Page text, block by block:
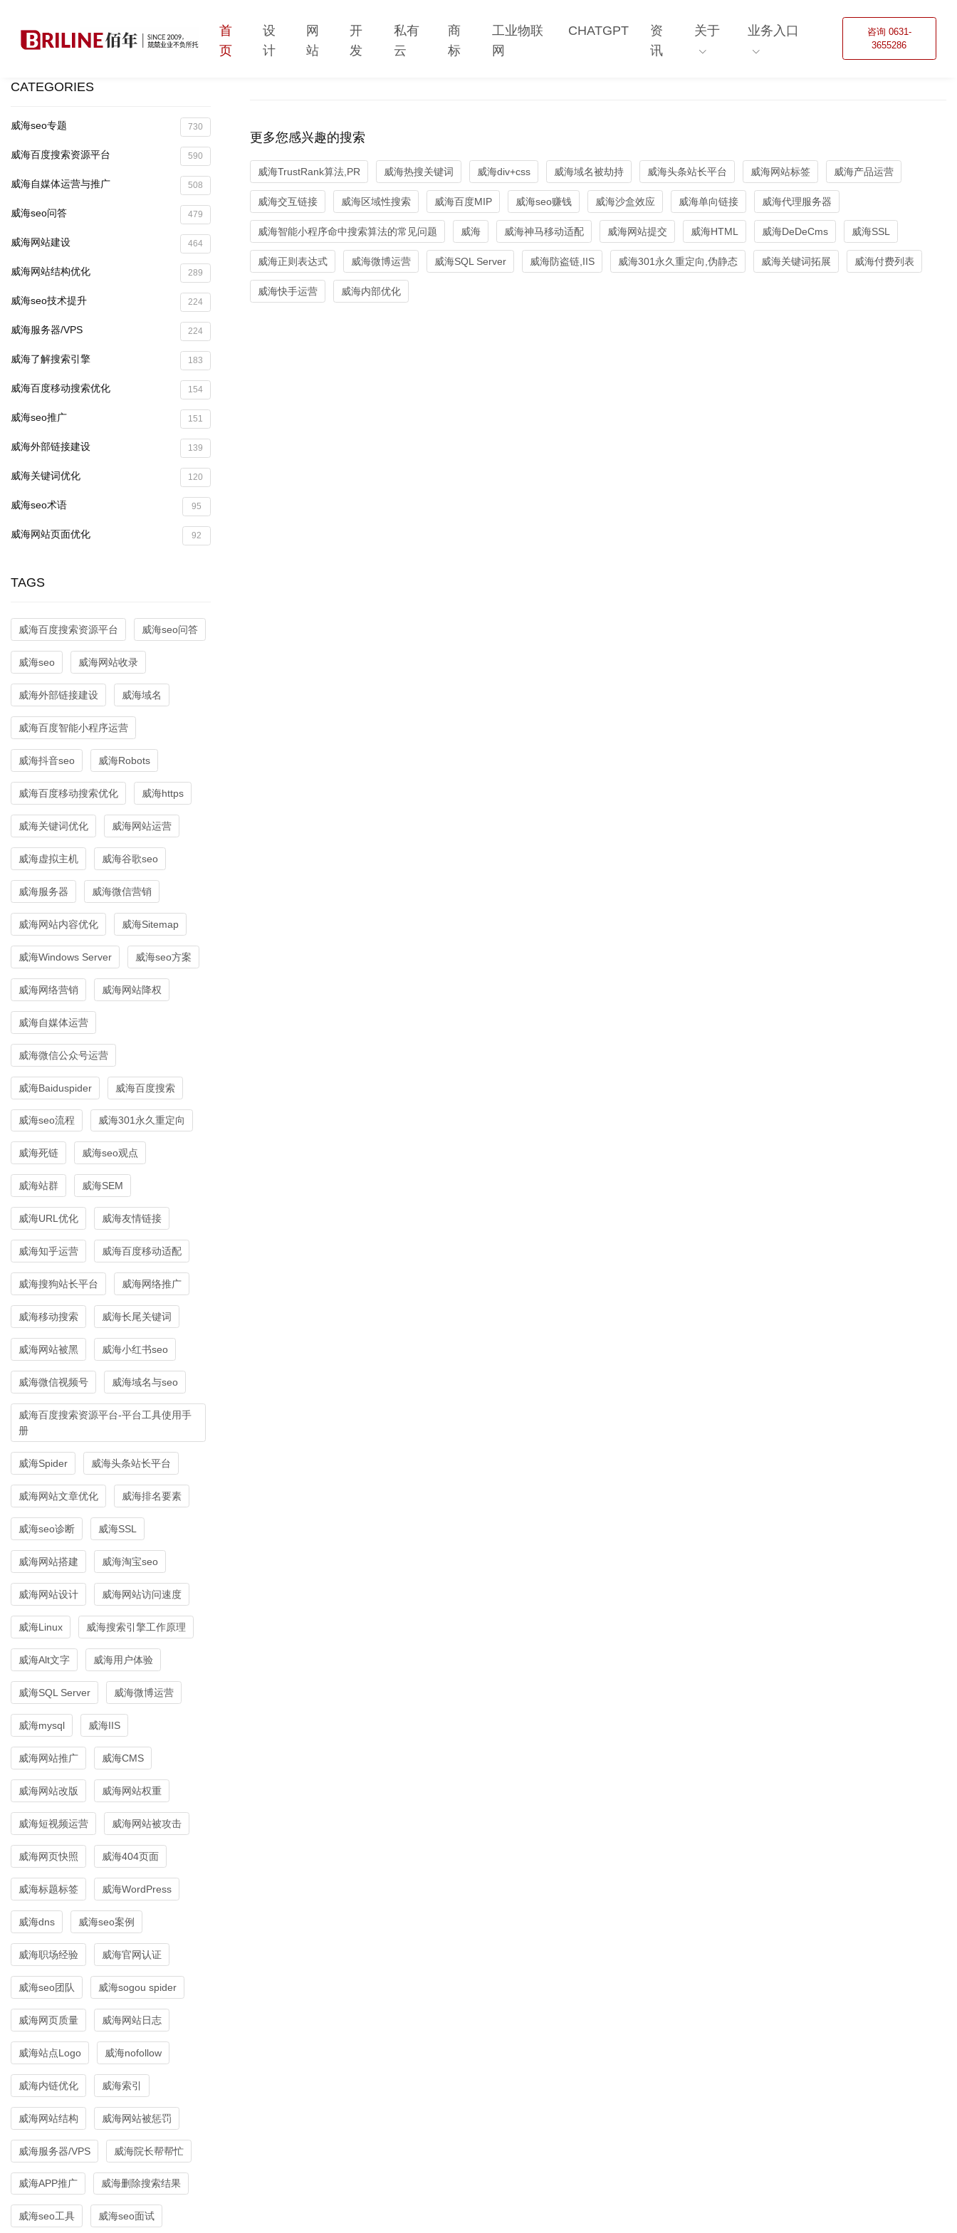
首
页
设
计
网
站
开
发
私有
云
商
标
工业物联
网
CHATGPT
资
讯
关于 业务入口
咨询 0631-
3655286
CATEGORIES
威海seo专题 730
威海百度搜索资源平台 590
威海自媒体运营与推广 508
威海seo问答 479
威海网站建设 464
威海网站结构优化 289
威海seo技术提升 224
威海服务器/VPS 224
威海了解搜索引擎 183
威海百度移动搜索优化 154
威海seo推广 151
威海外部链接建设 139
威海关键词优化 120
威海seo术语 95
威海网站页面优化 92
TAGS
威海百度搜索资源平台 威海seo问答
威海seo 威海网站收录
威海外部链接建设 威海域名
威海百度智能小程序运营
威海抖音seo 威海Robots
威海百度移动搜索优化 威海https
威海关键词优化 威海网站运营
威海虚拟主机 威海谷歌seo
威海服务器 威海微信营销
威海网站内容优化 威海Sitemap
威海Windows Server 威海seo方案
威海网络营销 威海网站降权
威海自媒体运营
威海微信公众号运营
威海Baiduspider 威海百度搜索
威海seo流程 威海301永久重定向
威海死链 威海seo观点
威海站群 威海SEM
威海URL优化 威海友情链接
威海知乎运营 威海百度移动适配
威海搜狗站长平台 威海网络推广
威海移动搜索 威海长尾关键词
威海网站被黑 威海小红书seo
威海微信视频号 威海域名与seo
威海百度搜索资源平台-平台工具使用手
册
威海Spider 威海头条站长平台
威海网站文章优化 威海排名要素
威海seo诊断 威海SSL
威海网站搭建 威海淘宝seo
威海网站设计 威海网站访问速度
威海Linux 威海搜索引擎工作原理
威海Alt文字 威海用户体验
威海SQL Server 威海微博运营
威海mysql 威海IIS
威海网站推广 威海CMS
威海网站改版 威海网站权重
威海短视频运营 威海网站被攻击
威海网页快照 威海404页面
威海标题标签 威海WordPress
威海dns 威海seo案例
威海职场经验 威海官网认证
威海seo团队 威海sogou spider
威海网页质量 威海网站日志
威海站点Logo 威海nofollow
威海内链优化 威海索引
威海网站结构 威海网站被惩罚
威海服务器/VPS 威海院长帮帮忙
威海APP推广 威海删除搜索结果
威海seo工具 威海seo面试
更多您感兴趣的搜索
威海TrustRank算法,PR 威海热搜关键词 威海div+css 威海域名被劫持 威海头条站长平台 威海网站标签 威海产品运营
威海交互链接 威海区域性搜索 威海百度MIP 威海seo赚钱 威海沙盒效应 威海单向链接 威海代理服务器
威海智能小程序命中搜索算法的常见问题 威海 威海神马移动适配 威海网站提交 威海HTML 威海DeDeCms 威海SSL
威海正则表达式 威海微博运营 威海SQL Server 威海防盗链,IIS 威海301永久重定向,伪静态 威海关键词拓展 威海付费列表
威海快手运营 威海内部优化